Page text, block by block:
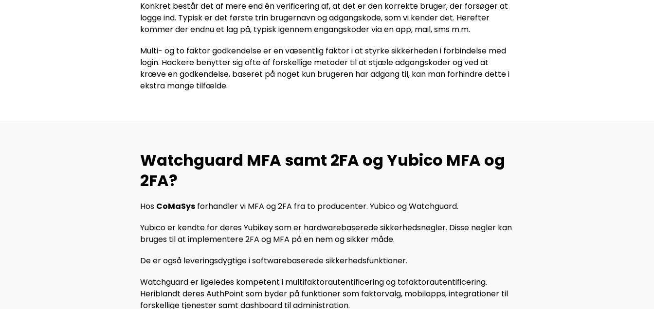
Konkret består det af mere end én verificering af, at det er den korrekte bruger, der forsøger at
logge ind. Typisk er det første trin brugernavn og adgangskode, som vi kender det. Herefter
kommer der endnu et lag på, typisk igennem engangskoder via en app, mail, sms m.m.
Multi- og to faktor godkendelse er en væsentlig faktor i at styrke sikkerheden i forbindelse med
login. Hackere benytter sig ofte af forskellige metoder til at stjæle adgangskoder og ved at
kræve en godkendelse, baseret på noget kun brugeren har adgang til, kan man forhindre dette i
ekstra mange tilfælde.
Watchguard MFA samt 2FA og Yubico MFA og
2FA?
Hos CoMaSys forhandler vi MFA og 2FA fra to producenter. Yubico og Watchguard.
Yubico er kendte for deres Yubikey som er hardwarebaserede sikkerhedsnøgler. Disse nøgler kan
bruges til at implementere 2FA og MFA på en nem og sikker måde.
De er også leveringsdygtige i softwarebaserede sikkerhedsfunktioner.
Watchguard er ligeledes kompetent i multifaktorautentificering og tofaktorautentificering.
Heriblandt deres AuthPoint som byder på funktioner som faktorvalg, mobilapps, integrationer til
forskellige tjenester samt dashboard til administration.